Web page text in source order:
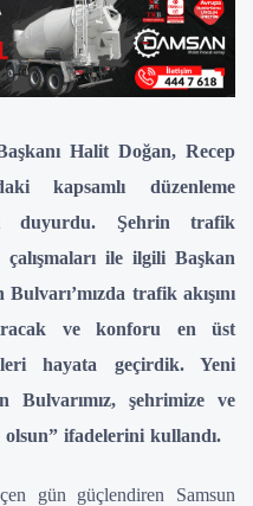
Halit Doğan, Recep
kapsamlı düzenleme
duyurdu. Şehrin trafik
ile ilgili Başkan
trafik akışını
ve konforu en üst
hayata geçirdik. Yeni
Bulvarımız, şehrimize ve
ifadelerini kullandı.
gün güçlendiren Samsun